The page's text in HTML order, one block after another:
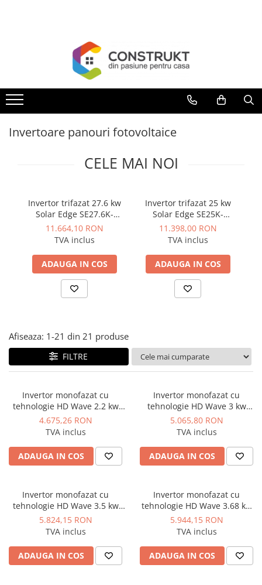
Termoseminee, seminee si sobe
Cazane pe combustibil solid
Cazane pe combustibil gazos/lichid
Aeroterme si destratificatoare de
Radiatoare si convectoare
Incalzire in pardoseala
Panouri radiante si incalzitoare cu
Solutii de curatare si tratare
Schimbatoare de caldura
Pompe de caldura
Sisteme de degivrare
Incalzitoare pe motorina / gaz
Generatoare de abur
Distribuitoare si butelii de
egalizare
Pompe de circulatie si accesorii
Detectoare si regulatoare de gaz si
Boilere
Rezervoare de acumulare
Panouri solare si fotovoltaice
Invertoare panouri fotovoltaice
CELE MAI NOI
Invertor trifazat 27.6 kw
Solar Edge SE27.6K-
RW000NNN2
11.664,10 RON
TVA inclus
ADAUGA IN COS
Invertor trifazat 25 kw
Solar Edge SE25K-
RW000NNN2
11.398,00 RON
TVA inclus
ADAUGA IN COS
Afiseaza: 1-21 din 21 produse
FILTRE
Invertor monofazat cu
tehnologie HD Wave 2.2 kw
Solar Edge SE2200H
4.675,26 RON
TVA inclus
ADAUGA IN COS
Invertor monofazat cu
tehnologie HD Wave 3 kw
Solar Edge SE3000H
5.065,80 RON
TVA inclus
ADAUGA IN COS
Invertor monofazat cu
tehnologie HD Wave 3.5 kw
Solar Edge SE3500H
5.824,15 RON
TVA inclus
ADAUGA IN COS
Invertor monofazat cu
tehnologie HD Wave 3.68 kw
Solar Edge SE3680H
5.944,15 RON
TVA inclus
ADAUGA IN COS